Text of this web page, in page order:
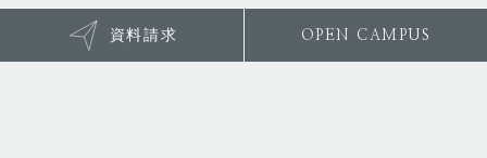
資料請求 OPEN CAMPUS